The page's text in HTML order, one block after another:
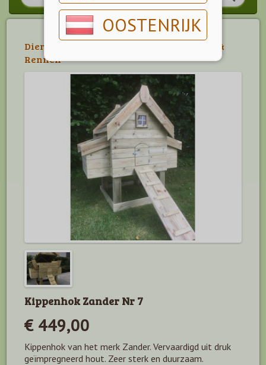
OOSTENRIJK
Dier
Hokken &
Rennen
Kippenhok Zander Nr 7
€ 449,00
Kippenhok van het merk Zander. Vervaardigd uit druk
geïmpregneerd hout. Zeer sterk en duurzaam.